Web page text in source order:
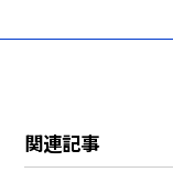
関連記事